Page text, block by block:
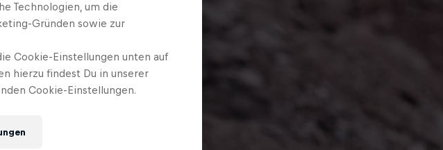
Technologien, um die
Gründen sowie zur
Cookie-Einstellungen unten auf
hierzu findest Du in unserer
Cookie-Einstellungen.